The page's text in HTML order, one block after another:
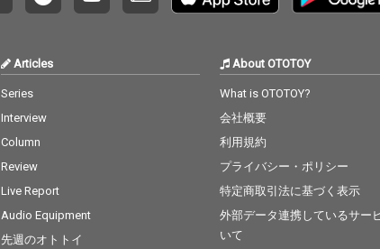
Articles
Series
Interview
Column
Review
Live Report
Audio Equipment
先週のオトトイ
About OTOTOY
What is OTOTOY?
会社概要
利用規約
プライバシー・ポリシー
特定商取引法に基づく表示
外部データ連携しているサー
いて